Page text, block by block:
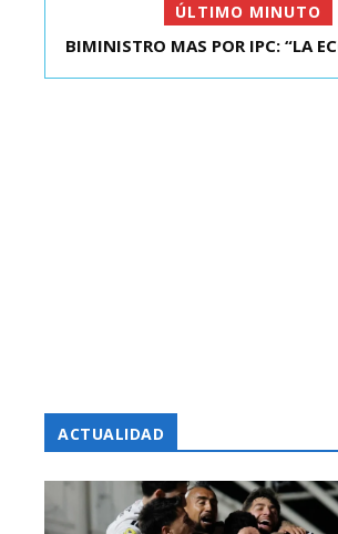
ÚLTIMO MINUTO
KAST SE REUNIÓ CON EL
BIMINISTRO MAS POR IPC: “LA
ACTUALIDAD